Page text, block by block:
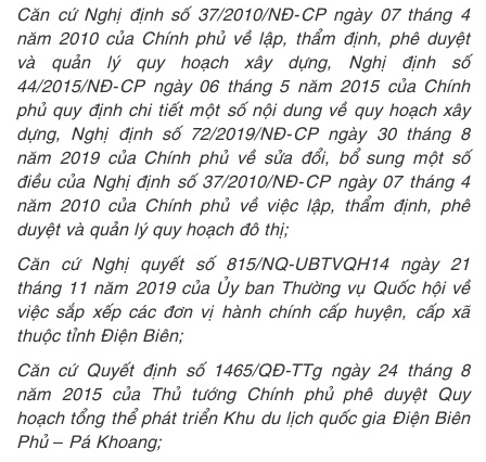
Căn cứ Nghị định số 37/2010/NĐ-CP ngày 07 tháng 4
năm 2010 của Chính phủ về lập, thẩm định, phê duyệt
và quản lý quy hoạch xây dựng, Nghị định số
44/2015/NĐ-CP ngày 06 tháng 5 năm 2015 của Chính
phủ quy định chi tiết một số nội dung về quy hoạch xây
dựng, Nghị định số 72/2019/NĐ-CP ngày 30 tháng 8
năm 2019 của Chính phủ về sửa đổi, bổ sung một số
điều của Nghị định số 37/2010/NĐ-CP ngày 07 tháng 4
năm 2010 của Chính phủ về việc lập, thẩm định, phê
duyệt và quản lý quy hoạch đô thị;
Căn cứ Nghị quyết số 815/NQ-UBTVQH14 ngày 21
tháng 11 năm 2019 của Ủy ban Thường vụ Quốc hội về
việc sắp xếp các đơn vị hành chính cấp huyện, cấp xã
thuộc tỉnh Điện Biên;
Căn cứ Quyết định số 1465/QĐ-TTg ngày 24 tháng 8
năm 2015 của Thủ tướng Chính phủ phê duyệt Quy
hoạch tổng thể phát triển Khu du lịch quốc gia Điện Biên
Phủ – Pá Khoang;